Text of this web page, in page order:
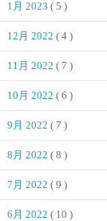
1月 2023 ( 5 )
12月 2022 ( 4 )
11月 2022 ( 7 )
10月 2022 ( 6 )
9月 2022 ( 7 )
8月 2022 ( 8 )
7月 2022 ( 9 )
6月 2022 ( 10 )